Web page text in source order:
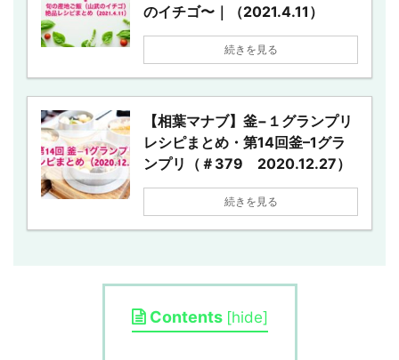
のイチゴ〜｜（2021.4.11）
続きを見る
【相葉マナブ】釜−１グランプリ
レシピまとめ・第14回釜–1グラ
ンプリ（＃379 2020.12.27）
続きを見る
Contents [hide]